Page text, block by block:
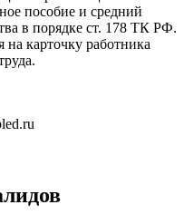
пособие и средний
в порядке ст. 178 ТК РФ.
карточку работника